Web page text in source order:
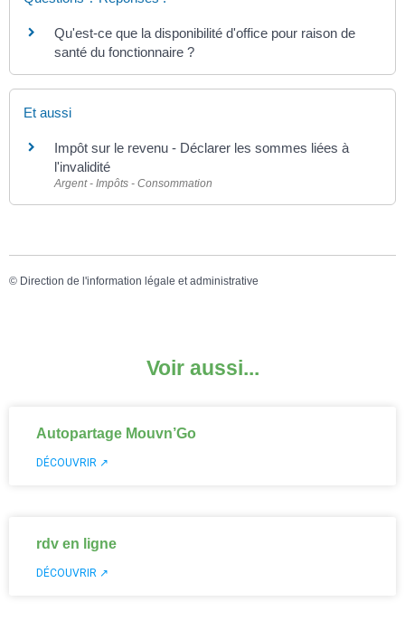
Qu'est-ce que la disponibilité d'office pour raison de
santé du fonctionnaire ?
Et aussi
Impôt sur le revenu - Déclarer les sommes liées à
l'invalidité
Argent - Impôts - Consommation
© Direction de l'information légale et administrative
Voir aussi...
Autopartage Mouvn’Go
DÉCOUVRIR ↗
rdv en ligne
DÉCOUVRIR ↗